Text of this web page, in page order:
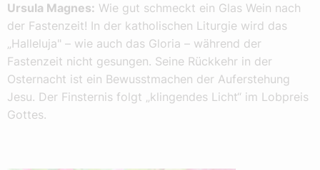
Ursula Magnes: Wie gut schmeckt ein Glas Wein nach
der Fastenzeit! In der katholischen Liturgie wird das
„Halleluja" – wie auch das Gloria – während der
Fastenzeit nicht gesungen. Seine Rückkehr in der
Osternacht ist ein Bewusstmachen der Auferstehung
Jesu. Der Finsternis folgt „klingendes Licht“ im Lobpreis
Gottes.